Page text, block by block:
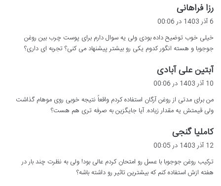
رزا فراهانی
ت
:
6 آذر 1403 در 00:06
خیلی خوب توضیح داده بودی ولی یه سوال دارم برای پوست چرب بین روغن
جوجوبا و هسته انگور کدوم یکی رو بیشتر پیشنهاد می کنی؟ تجربه ای داری؟
آبتین علی آبادی
ف
:
10 آذر 1403 در 00:06
من برای مدتی از روغن آرگان استفاده کردم واقعاً نتیجه خوبی روی موهام گذاشت
ولی قیمتش یه مقدار زیاده. آیا جایگزین به صرفه تری هم هست؟
کاملیا گنجی
ف
:
12 آذر 1403 در 00:05
ترکیب روغن جوجوبا با عسل رو امتحان کردم عالی بود! ولی به نظرت چند بار در
هفته ازش استفاده کنم که بیشترین تاثیر رو داشته باشه؟